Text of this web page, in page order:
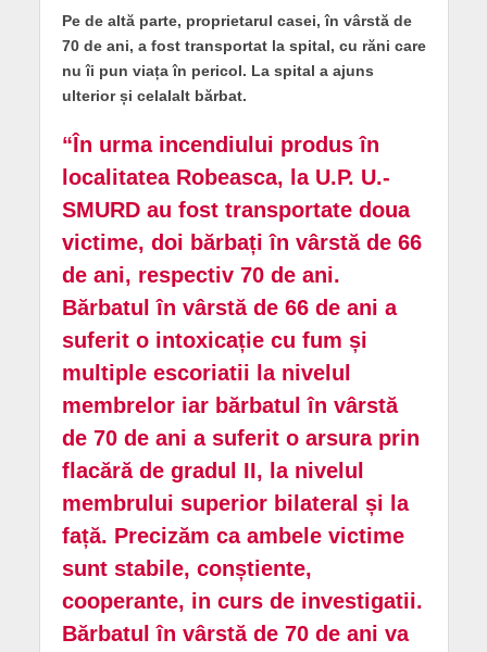
Pe de altă parte, proprietarul casei, în vârstă de
70 de ani, a fost transportat la spital, cu răni care
nu îi pun viața în pericol. La spital a ajuns
ulterior și celalalt bărbat.
“În urma incendiului produs în
localitatea Robeasca, la U.P. U.-
SMURD au fost transportate doua
victime, doi bărbați în vârstă de 66
de ani, respectiv 70 de ani.
Bărbatul în vârstă de 66 de ani a
suferit o intoxicație cu fum și
multiple escoriatii la nivelul
membrelor iar bărbatul în vârstă
de 70 de ani a suferit o arsura prin
flacără de gradul II, la nivelul
membrului superior bilateral și la
față. Precizăm ca ambele victime
sunt stabile, conștiente,
cooperante, in curs de investigatii.
Bărbatul în vârstă de 70 de ani va